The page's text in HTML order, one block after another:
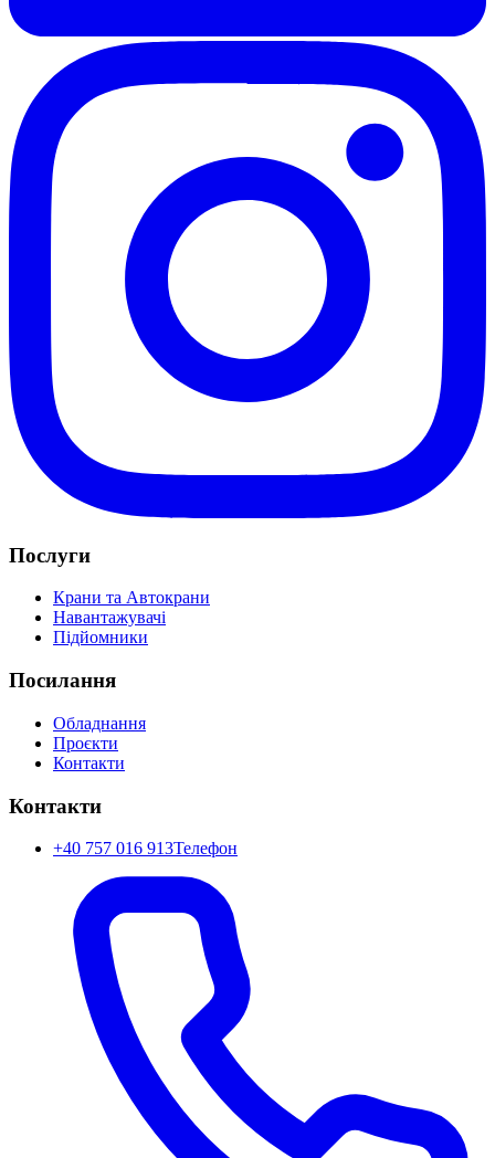
Послуги
Крани та Автокрани
Навантажувачі
Підйомники
Посилання
Обладнання
Проєкти
Контакти
Контакти
+40 757 016 913Телефон